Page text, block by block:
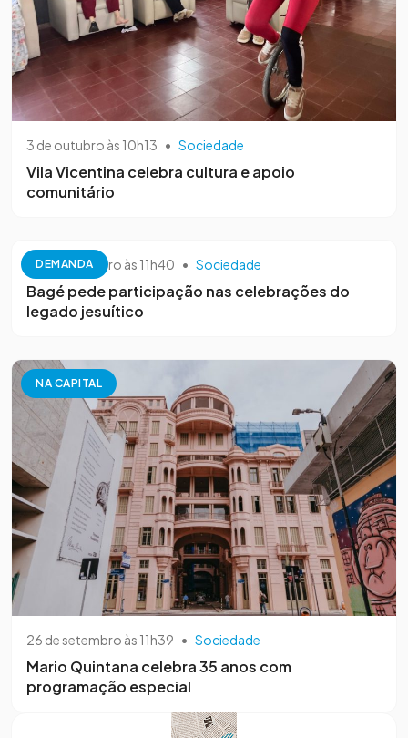
3 de outubro às 10h13 • Sociedade
Vila Vicentina celebra cultura e apoio
comunitário
DEMANDA
26 de setembro às 11h40 • Sociedade
Bagé pede participação nas celebrações do
legado jesuítico
NA CAPITAL
26 de setembro às 11h39 • Sociedade
Mario Quintana celebra 35 anos com
programação especial